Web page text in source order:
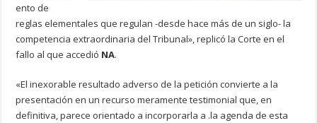
ento de
reglas elementales que regulan -desde hace más de un siglo- la
competencia extraordinaria del Tribunal», replicó la Corte en el
fallo al que accedió NA.
«El inexorable resultado adverso de la petición convierte a la
presentación en un recurso meramente testimonial que, en
definitiva, parece orientado a incorporarla a .la agenda de esta